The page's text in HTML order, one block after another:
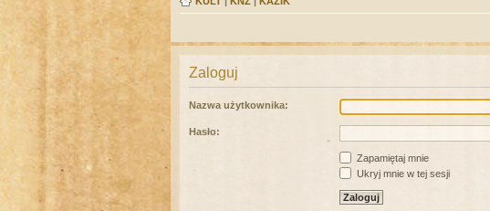
Zaloguj
Nazwa użytkownika:
Hasło:
Zapamiętaj mnie
Ukryj mnie w tej sesji